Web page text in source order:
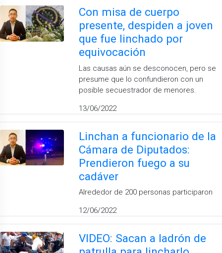
Con misa de cuerpo
presente, despiden a joven
que fue linchado por
equivocación
Las causas aún se desconocen, pero se
presume que lo confundieron con un
posible secuestrador de menores.
13/06/2022
Linchan a funcionario de la
Cámara de Diputados:
Prendieron fuego a su
cadáver
Alrededor de 200 personas participaron
12/06/2022
VIDEO: Sacan a ladrón de